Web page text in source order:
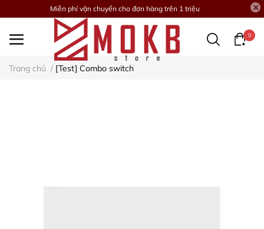
Miễn phí vận chuyển cho đơn hàng trên 1 triệu
0
Trang chủ / [Test] Combo switch